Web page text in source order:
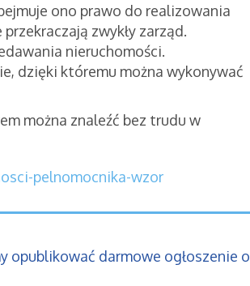
ono prawo do realizowania
zwykły zarząd.
nieruchomości.
dzięki któremu można wykonywać
można znaleźć bez trudu w
pelnomocnika-wzor
opublikować darmowe ogłoszenie o